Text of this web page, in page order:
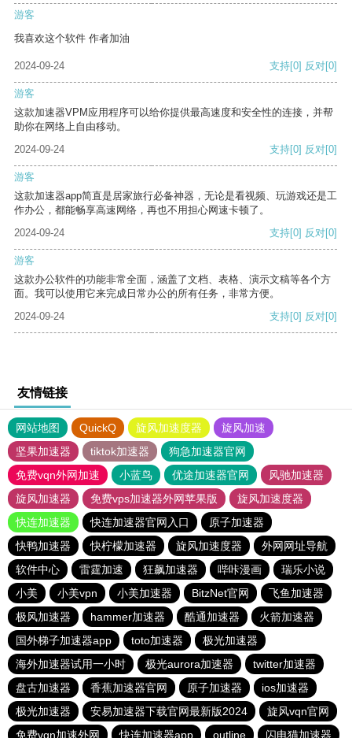
游客
我喜欢这个软件 作者加油
2024-09-24 支持[0] 反对[0]
游客
这款加速器VPM应用程序可以给你提供最高速度和安全性的连接，并帮
助你在网络上自由移动。
2024-09-24
支持[0] 反对[0]
游客
这款加速器app简直是居家旅行必备神器，无论是看视频、玩游戏还是工
作办公，都能畅享高速网络，再也不用担心网速卡顿了。
2024-09-24
支持[0] 反对[0]
游客
这款办公软件的功能非常全面，涵盖了文档、表格、演示文稿等各个方
面。我可以使用它来完成日常办公的所有任务，非常方便。
2024-09-24
支持[0] 反对[0]
友情链接
网站地图 QuickQ 旋风加速度器
旋风加速
坚果加速器
tiktok加速器
狗急加速器官网
免费vqn外网加速
小蓝鸟 优途加速器官网
风驰加速器
旋风加速器
免费vps加速器外网苹果版
旋风加速度器
快连加速器
快连加速器官网入口
原子加速器
快鸭加速器
快柠檬加速器 旋风加速度器
外网网址导航
软件中心
雷霆加速 狂飙加速器 哔咔漫画
瑞乐小说
小美
小美vpn 小美加速器 BitzNet官网
飞鱼加速器
极风加速器
hammer加速器 酷通加速器
火箭加速器
国外梯子加速器app
toto加速器
极光加速器
海外加速器试用一小时
极光aurora加速器
twitter加速器
盘古加速器
香蕉加速器官网 原子加速器
ios加速器
极光加速器
安易加速器下载官网最新版2024
旋风vqn官网
免费vqn加速外网
快连加速器app outline 闪电猫加速器